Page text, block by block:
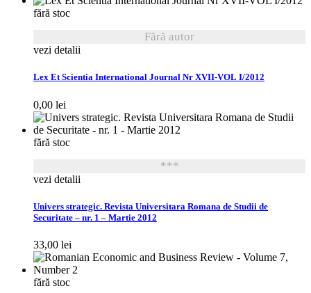
fără stoc
Fără autor
vezi detalii
Lex Et Scientia International Journal Nr XVII-VOL I/2012
0,00 lei
fără stoc
***
vezi detalii
Univers strategic. Revista Universitara Romana de Studii de
Securitate – nr. 1 – Martie 2012
33,00 lei
fără stoc